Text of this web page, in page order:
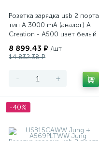
Розетка зарядка usb 2 порта
тип А 3000 mA (аналог) A
Creation - A500 цвет белый
8 899.43 ₽ /шт
14 832.38 ₽
- +
-40%